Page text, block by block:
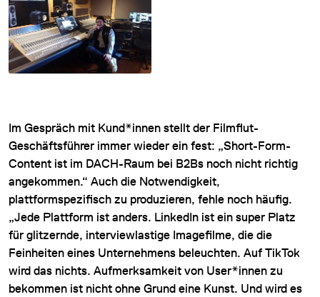
Im Gespräch mit Kund*innen stellt der Filmflut-
Geschäftsführer immer wieder ein fest: „Short-Form-
Content ist im DACH-Raum bei B2Bs noch nicht richtig
angekommen.“ Auch die Notwendigkeit,
plattformspezifisch zu produzieren, fehle noch häufig.
„Jede Plattform ist anders. LinkedIn ist ein super Platz
für glitzernde, interviewlastige Imagefilme, die die
Feinheiten eines Unternehmens beleuchten. Auf TikTok
wird das nichts. Aufmerksamkeit von User*innen zu
bekommen ist nicht ohne Grund eine Kunst. Und wird es